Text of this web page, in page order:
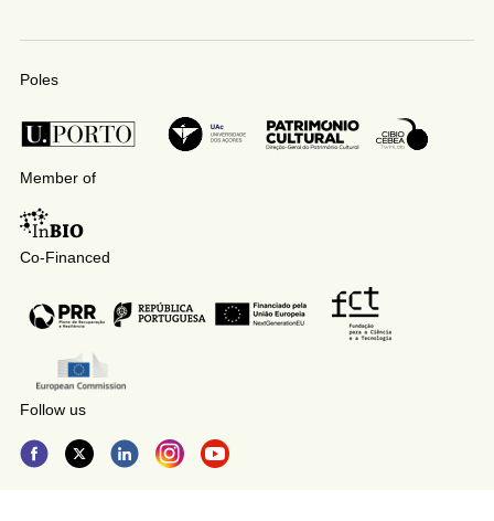
Poles
Member of
Co-Financed
Follow us